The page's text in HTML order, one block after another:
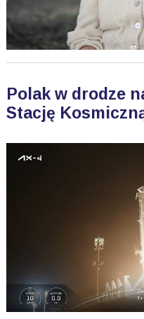
Polak w drodze
Stację